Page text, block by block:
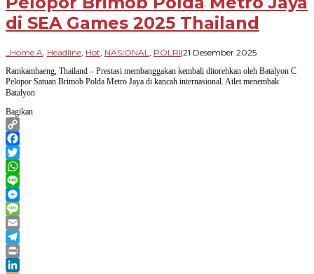
di SEA Games 2025 Thailand
_Home A, Headline, Hot, NASIONAL, POLRI|21 Desember 2025oleh
Bangsa
Ramkamhaeng, Thailand – Prestasi membanggakan kembali ditorehkan oleh Batalyon C
Pelopor Satuan Brimob Polda Metro Jaya di kancah internasional. Atlet menembak
Batalyon
Bagikan
Copy
Link
Facebook
Twitter
WhatsApp
Line
Messenger
Message
Email
Telegram
Print